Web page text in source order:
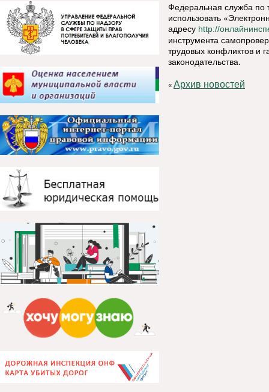
Федеральная служба по
использовать
адресу http://
инструмента
трудовых конфликтов и
законодательства.
«Архив новостей